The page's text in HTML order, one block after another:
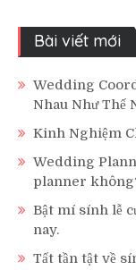
Bài viết mới
Wedding
Nhau Như Thế
Kinh Nghiệm
Wedding
planner
Bật mí sính lễ
nay.
Tất tần tật về